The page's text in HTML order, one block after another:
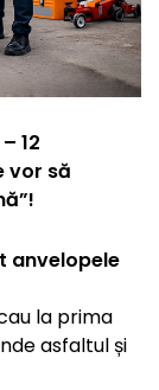
12
vor să
anvelopele
la prima
asfaltul și